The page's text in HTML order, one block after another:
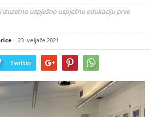
uspješno uspješnu edukaciju prve
- 23. veljače 2021
Twitter